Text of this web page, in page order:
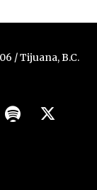
/ Tijuana, B.C.